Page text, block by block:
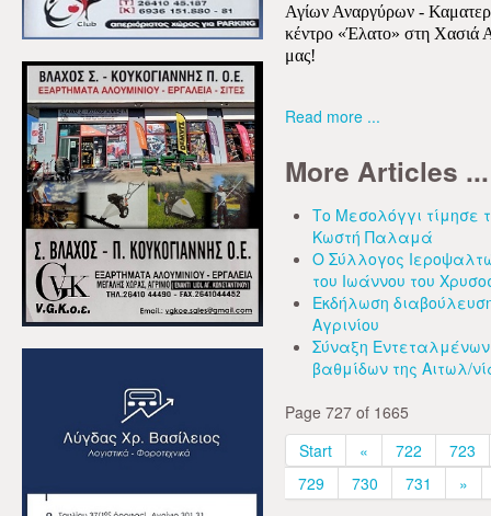
Αγίων Αναργύρων -
κέντρο «Έλατο» στη Χασιά
μας!
Read more ...
More Articles ...
Το Μεσολόγγι τίμησε
Κωστή Παλαμά
Ο Σύλλογος
του Ιωάννου του
Εκδήλωση
Αγρινίου
Σύναξη
βαθμίδων της Αιτωλ/
Page 727 of 1665
Start
« 722
723
729
730 731 »